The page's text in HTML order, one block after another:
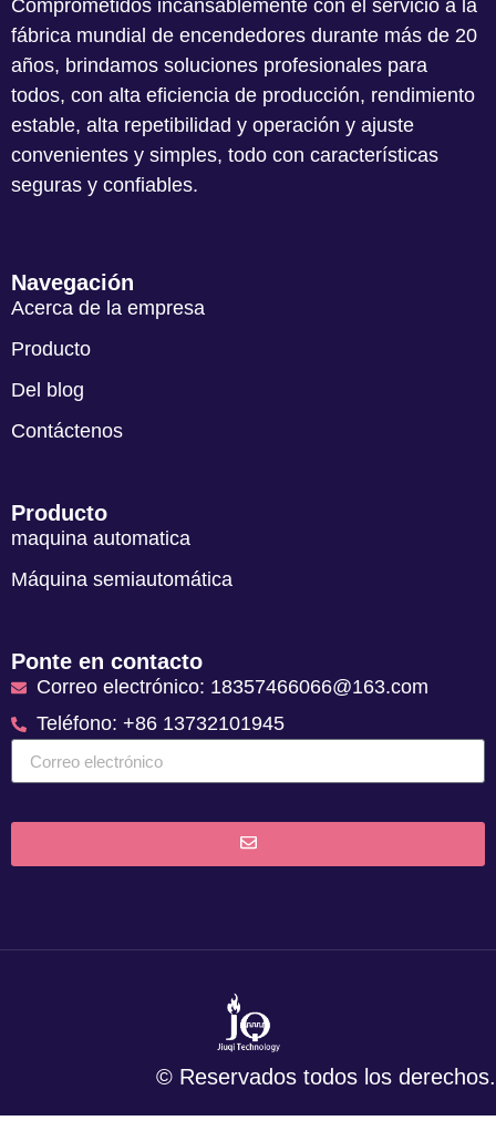
Comprometidos incansablemente con el servicio a la
fábrica mundial de encendedores durante más de 20
años, brindamos soluciones profesionales para
todos, con alta eficiencia de producción, rendimiento
estable, alta repetibilidad y operación y ajuste
convenientes y simples, todo con características
seguras y confiables.
Navegación
Acerca de la empresa
Producto
Del blog
Contáctenos
Producto
maquina automatica
Máquina semiautomática
Ponte en contacto
Correo electrónico: 18357466066@163.com
Teléfono: +86 13732101945
© Reservados todos los derechos.